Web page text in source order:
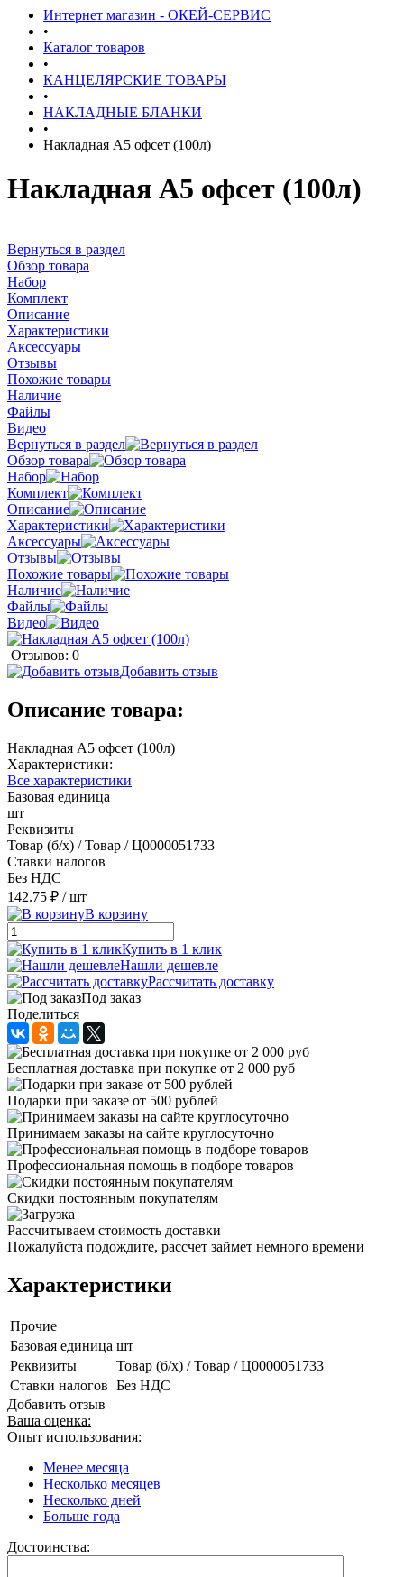
Интернет магазин - ОКЕЙ-СЕРВИС
•
Каталог товаров
•
КАНЦЕЛЯРСКИЕ ТОВАРЫ
•
НАКЛАДНЫЕ БЛАНКИ
•
Накладная А5 офсет (100л)
Накладная А5 офсет (100л)
Вернуться в раздел
Обзор товара
Набор
Комплект
Описание
Характеристики
Аксессуары
Отзывы
Похожие товары
Наличие
Файлы
Видео
Вернуться в раздел
Обзор товара
Набор
Комплект
Описание
Характеристики
Аксессуары
Отзывы
Похожие товары
Наличие
Файлы
Видео
Отзывов: 0
Добавить отзыв
Описание товара:
Накладная А5 офсет (100л)
Характеристики:
Все характеристики
Базовая единица
шт
Реквизиты
Товар (б/х) / Товар / Ц0000051733
Ставки налогов
Без НДС
142.75 ₽ / шт
В корзину
Купить в 1 клик
Нашли дешевле
Рассчитать доставку
Под заказ
Поделиться
Бесплатная доставка при покупке от 2 000 руб
Подарки при заказе от 500 рублей
Принимаем заказы на сайте круглосуточно
Профессиональная помощь в подборе товаров
Скидки постоянным покупателям
Рассчитываем стоимость доставки
Пожалуйста подождите, рассчет займет немного времени
Характеристики
Прочие
Базовая единица шт
Реквизиты
Товар (б/х) / Товар / Ц0000051733
Ставки налогов Без НДС
Добавить отзыв
Ваша оценка:
Опыт использования:
Менее месяца
Несколько месяцев
Несколько дней
Больше года
Достоинства: